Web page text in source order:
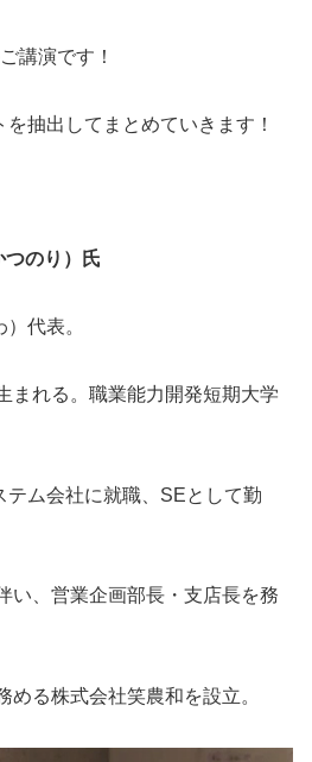
講演です！
抽出してまとめていきます！
つのり）氏
代表。
まれる。職業能力開発短期大学
テム会社に就職、SEとして勤
い、営業企画部長・支店長を務
める株式会社笑農和を設立。